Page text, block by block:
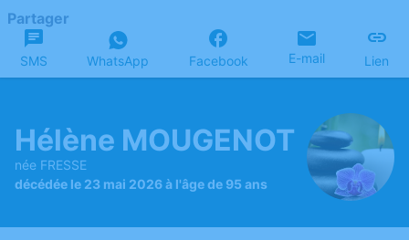
Partager
SMS WhatsApp Facebook E-mail Lien
Hélène MOUGENOT
née FRESSE
décédée le 23 mai 2026 à l'âge de 95 ans